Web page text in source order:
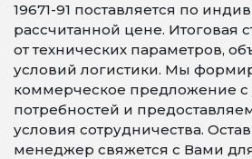
19671-91 поставляется по
рассчитанной цене. Итоговая
от технических параметров,
условий логистики. Мы
коммерческое предложение с
потребностей и
условия сотрудничества.
менеджер свяжется с Вами